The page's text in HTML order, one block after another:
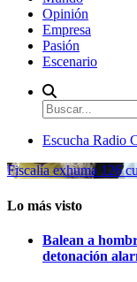
Opinión
Empresa
Pasión
Escenario
Escucha Radio
Fiscalía exhuma 126
Lo más visto
Balean a
detonación